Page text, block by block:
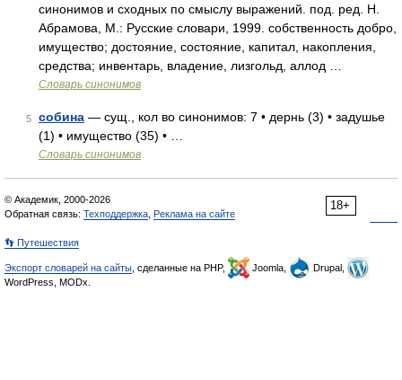
синонимов и сходных по смыслу выражений. под. ред. Н.
Абрамова, М.: Русские словари, 1999. собственность добро,
имущество; достояние, состояние, капитал, накопления,
средства; инвентарь, владение, лизгольд, аллод …
Словарь синонимов
5 собина — сущ., кол во синонимов: 7 • дернь (3) • задушье
(1) • имущество (35) • …
Словарь синонимов
18+
© Академик, 2000-2026
Обратная связь: Техподдержка Реклама на сайте
👣 Путешествия
Экспорт словарей на сайты , сделанные на PHP, Joomla,
Drupal,
WordPress, MODx.